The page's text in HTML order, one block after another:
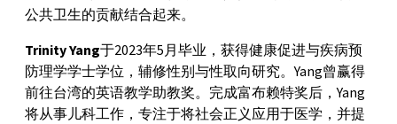
公共卫生的贡献结合起来。
Trinity Yang于2023年5月毕业，获得健康促进与疾病预
防理学学士学位，辅修性别与性取向研究。Yang曾赢得
前往台湾的英语教学助教奖。完成富布赖特奖后，Yang
将从事儿科工作，专注于将社会正义应用于医学，并提